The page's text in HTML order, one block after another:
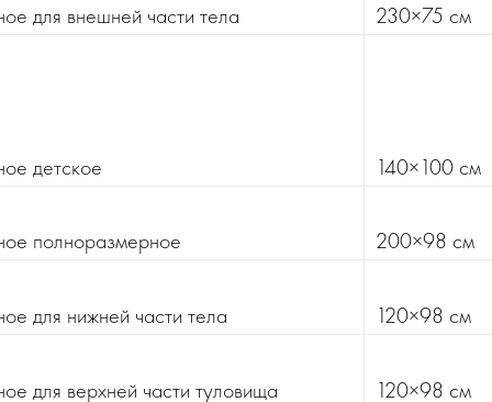
для внешней части тела 230×75 см
детское 140×100 см
полноразмерное 200×98 см
для нижней части тела 120×98 см
для верхней части туловища 120×98 см